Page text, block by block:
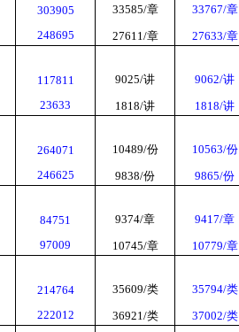
303905
248695
33585/章
27611/章
33767/章
27633/章
117811
23633
9025/讲
1818/讲
9062/讲
1818/讲
264071
246625
10489/份
9838/份
10563/份
9865/份
84751
97009
9374/章
10745/章
9417/章
10779/章
214764
222012
35609/类
36921/类
35794/类
37002/类